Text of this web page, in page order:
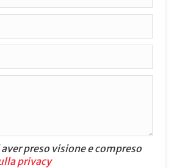
preso visione e compreso
privacy